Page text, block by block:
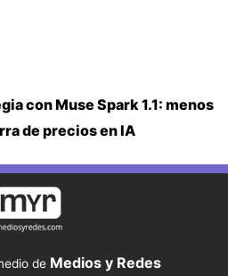
con Muse Spark 1.1: menos
de precios en IA
de Medios y Redes